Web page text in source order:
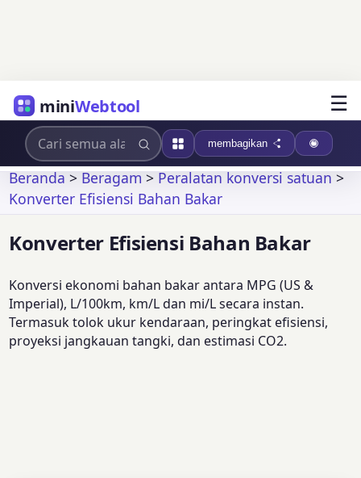
miniWebtool ☰
membagikan
Beranda>Beragam>Peralatan konversi satuan>
Konverter Efisiensi Bahan Bakar
Konverter Efisiensi Bahan Bakar
Konversi ekonomi bahan bakar antara MPG (US &
Imperial), L/100km, km/L dan mi/L secara instan.
Termasuk tolok ukur kendaraan, peringkat efisiensi,
proyeksi jangkauan tangki, dan estimasi CO2.